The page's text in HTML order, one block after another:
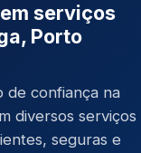
serviços
Porto
de confiança na
diversos serviços
seguras e